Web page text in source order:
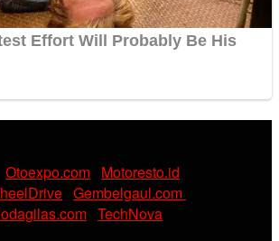
Otoexpo.com Motoresto.id
Gembelgaul.com
TechNova